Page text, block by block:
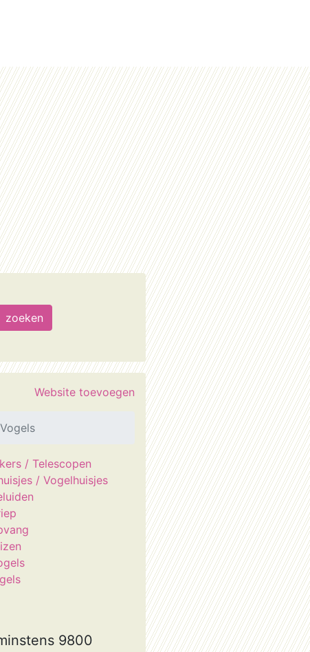
Website toevoegen
Vogels
/ Telescopen
/ Vogelhuisjes
9800